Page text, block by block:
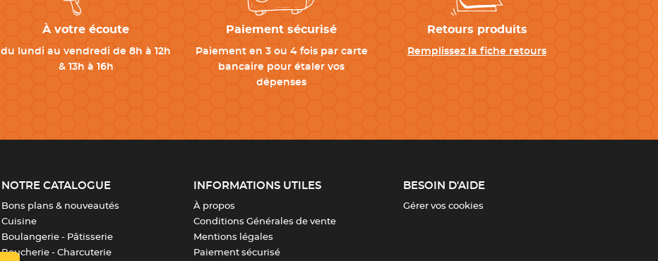
À votre écoute
du lundi au vendredi de 8h à 12h
& 13h à 16h
Paiement sécurisé
Paiement en 3 ou 4 fois par carte
bancaire pour étaler vos
dépenses
Retours produits
Remplissez la fiche retours
NOTRE CATALOGUE
Bons plans & nouveautés
Cuisine
Boulangerie - Pâtisserie
Boucherie - Charcuterie
INFORMATIONS UTILES
À propos
Conditions Générales de vente
Mentions légales
Paiement sécurisé
BESOIN D'AIDE
Gérer vos cookies